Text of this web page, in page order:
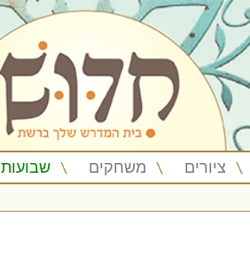
ציורים משחקים שבועות